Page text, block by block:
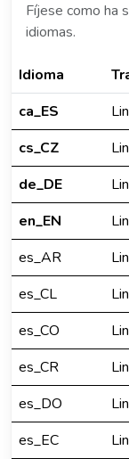
Fíjese como ha
idiomas.
Idioma
ca_ES
cs_CZ
de_DE
en_EN
es_AR
es_CL
es_CO
es_CR
es_DO
es_EC